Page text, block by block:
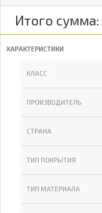
Итого сумма:
ХАРАКТЕРИСТИКИ
КЛАСС
ПРОИЗВОДИТЕЛЬ
СТРАНА
ТИП ПОКРЫТИЯ
ТИП МАТЕРИАЛА